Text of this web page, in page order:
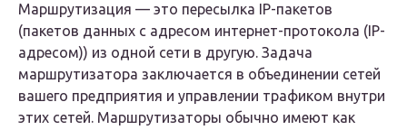
Маршрутизация — это пересылка IP-пакетов
(пакетов данных с адресом интернет-протокола (IP-
адресом)) из одной сети в другую. Задача
маршрутизатора заключается в объединении сетей
вашего предприятия и управлении трафиком внутри
этих сетей. Маршрутизаторы обычно имеют как